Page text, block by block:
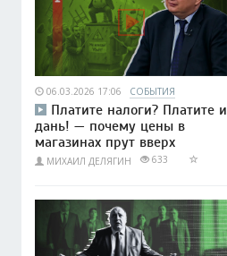
06.03.2026 17:06 СОБЫТИЯ
Платите налоги? Платите и
дань! — почему цены в
магазинах прут вверх
МИХАИЛ ДЕЛЯГИН 633